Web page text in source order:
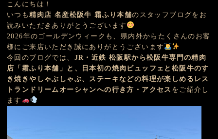
こんにちは！
いつも精肉店 名産松阪牛 霜ふり本舗のスタッフブログをお
読みいただきありがとうございます
2026年のゴールデンウィークも、県内外からたくさんのお客
様にご来店いただき誠にありがとうございます
今回のブログでは、 JR・近鉄 松阪駅から松阪牛専門の精肉
店「霜ふり本舗」と、日本初の焼肉ビュッフェと松阪牛のす
き焼きやしゃぶしゃぶ、ステーキなどの料理が楽しめるレス
トランドリームオーシャンへの行き方・アクセス をご紹介し
ます